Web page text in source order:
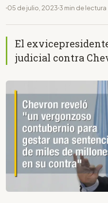
05 de julio, 2023 3 min de lectura
El
judicial contra